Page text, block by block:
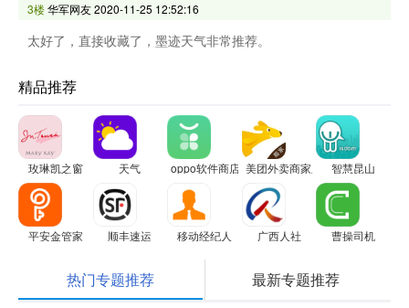
3楼华军网友2020-11-25 12:52:16
太好了，直接收藏了，墨迹天气非常推荐。
精品推荐
玫琳凯之窗 天气 oppo软件商店 美团外卖商家版 智慧昆山
平安金管家 顺丰速运 移动经纪人 广西人社 曹操司机
热门专题推荐 最新专题推荐